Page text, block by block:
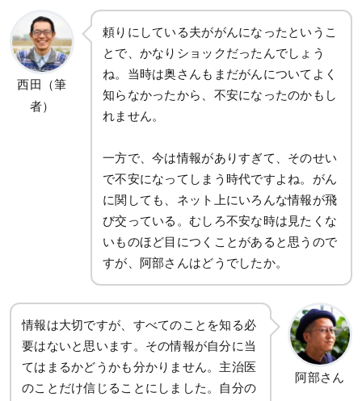
西田（筆
者）
頼りにしている夫ががんになったというこ
とで、かなりショックだったんでしょう
ね。当時は奥さんもまだがんについてよく
知らなかったから、不安になったのかもし
れません。
一方で、今は情報がありすぎて、そのせい
で不安になってしまう時代ですよね。がん
に関しても、ネット上にいろんな情報が飛
び交っている。むしろ不安な時は見たくな
いものほど目につくことがあると思うので
すが、阿部さんはどうでしたか。
情報は大切ですが、すべてのことを知る必
要はないと思います。その情報が自分に当
てはまるかどうかも分かりません。主治医
のことだけ信じることにしました。自分の
阿部さん